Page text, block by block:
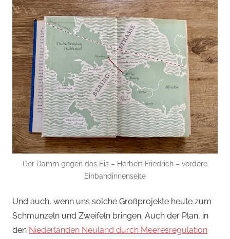
Der Damm gegen das Eis – Herbert Friedrich – vordere
Einbandinnenseite
Und auch, wenn uns solche Großprojekte heute zum
Schmunzeln und Zweifeln bringen. Auch der Plan, in
den Niederlanden Neuland durch Meeresregulation